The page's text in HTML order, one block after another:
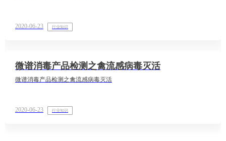
2020-06-23 行业知识
微谱消毒产品检测之禽流感病毒灭活
微谱消毒产品检测之禽流感病毒灭活
2020-06-23 行业知识